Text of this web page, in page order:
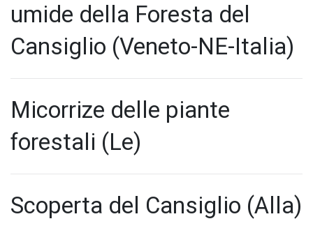
umide della Foresta del
Cansiglio (Veneto-NE-Italia)
Micorrize delle piante
forestali (Le)
Scoperta del Cansiglio (Alla)